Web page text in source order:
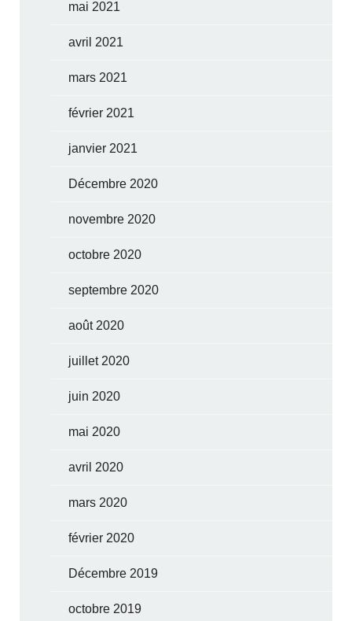
mai 2021
avril 2021
mars 2021
février 2021
janvier 2021
Décembre 2020
novembre 2020
octobre 2020
septembre 2020
août 2020
juillet 2020
juin 2020
mai 2020
avril 2020
mars 2020
février 2020
Décembre 2019
octobre 2019